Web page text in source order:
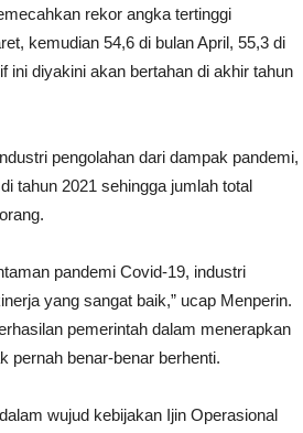
rekor angka tertinggi
kemudian 54,6 di bulan April, 55,3 di
ini diyakini akan bertahan di akhir tahun
pengolahan dari dampak pandemi,
tahun 2021 sehingga jumlah total
pandemi Covid-19, industri
yang sangat baik,” ucap Menperin.
pemerintah dalam menerapkan
pernah benar-benar berhenti.
wujud kebijakan Ijin Operasional